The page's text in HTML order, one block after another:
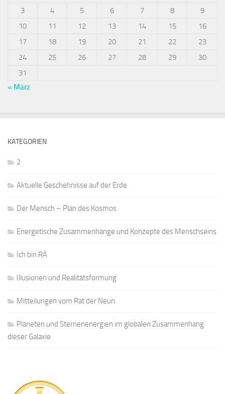
3
4 5 6 7 8
9
10
11 12 13 14 15
16
17
18 19 20 21 22
23
24
25 26 27 28 29
30
31
« März
KATEGORIEN
2
Aktuelle Geschehnisse auf der Erde
Der Mensch – Plan des Kosmos
Energetische Zusammenhänge und Konzepte des Menschseins
Ich bin RA
Illusionen und Realitätsformung
Mitteilungen vom Rat der Neun
Planeten und Sternenenergien im globalen Zusammenhang
dieser Galaxie